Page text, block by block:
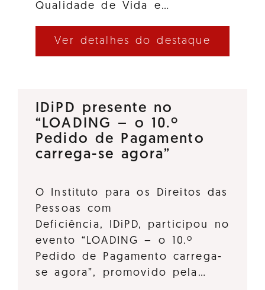
Qualidade de Vida e…
Ver detalhes do destaque
IDiPD presente no
“LOADING – o 10.º
Pedido de Pagamento
carrega-se agora”
O Instituto para os Direitos das
Pessoas com
Deficiência, IDiPD, participou no
evento “LOADING – o 10.º
Pedido de Pagamento carrega-
se agora”, promovido pela…